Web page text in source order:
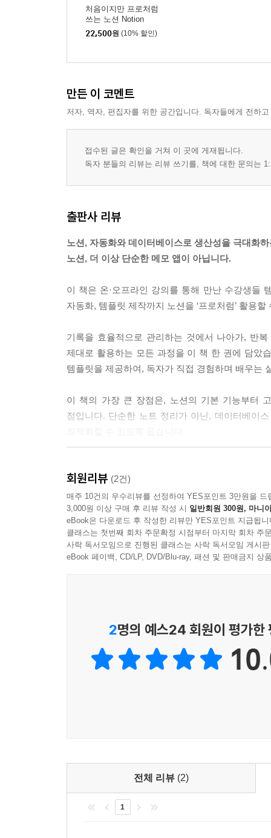
LESSON 03 데이터베이스 시각화를 위한 노션 차
실습: 지출관리 가계부 만들기
LESSON 02 수식을 활용한 노션 자동화 세팅
실습: 웨비나 신청자 관리 시스템 만들기
UX 꿀팁: 노션 AI를 활용한 노션 수식 생성 방법
CHAPTER 06 미친 듯이 확장하는 노션
LESSON 01 노션과 다른 앱 연동하기
LESSON 02 무조건 팔리는 노션 템플릿 제작 프로
UX 꿀팁: 사람들을 끌어들이는 템플릿 판매 노하우
처음이지만 프로처럼
쓰는 노션 Notion
22,500원 (10% 할인)
만든 이 코멘트
저자, 역자, 편집자를 위한 공간입니다. 독자들에게 전하
접수된 글은 확인을 거쳐 이 곳에 게재됩니다.
독자 분들의 리뷰는 리뷰 쓰기를, 책에 대한 문의는
출판사 리뷰
노션, 자동화와 데이터베이스로 생산성을 극대화
노션, 더 이상 단순한 메모 앱이 아닙니다.
이 책은 온·오프라인 강의를 통해 만난 수강생들
자동화, 템플릿 제작까지 노션을 ‘프로처럼’ 활용
기록을 효율적으로 관리하는 것에서 나아가, 반
제대로 활용하는 모든 과정을 이 책 한 권에 담았
템플릿을 제공하여, 독자가 직접 경험하며 배우는
이 책의 가장 큰 장점은, 노션의 기본 기능부터
점입니다. 단순한 노트 정리가 아닌, 데이터베이
ㆍ노션을 처음 시작하지만 제대로 활용하고 싶은 분
ㆍ단순한 기록을 넘어 데이터베이스와 자동화를
ㆍ자신만의 노션 템플릿을 만들어 업무 생산성을
ㆍ노션을 활용해 템플릿 제작 및 판매 등 부수익을
ㆍ노션 대시보드 정리와 설계를 통해 가독성 높은
ㆍ최신 업그레이드된 수식과 노션 AI 및 함께 활용
ㆍ맞춤형 템플릿을 설계하고, 이를 수익화 하는
회원리뷰 (2건)
매주 10건의 우수리뷰를 선정하여 YES포인트 3만원을 드
3,000원 이상 구매 후 리뷰 작성 시 일반회원 300원, 마니
eBook은 다운로드 후 작성한 리뷰만 YES포인트 지급됩니
클래스는 첫번째 회차 주문확정 시점부터 마지막 회차 주
사락 독서모임으로 진행된 클래스는 사락 독서모임 게시
eBook 페이백, CD/LP, DVD/Blu-ray, 패션 및 판매금지 상
2명의 예스24 회원이 평가한
전체 리뷰 (2)
1